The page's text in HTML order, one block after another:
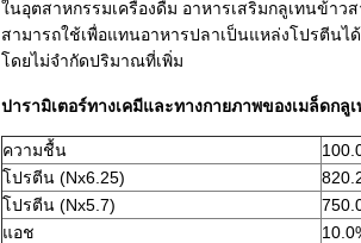
ในอุตสาหกรรมเครื่องดื่ม อาหารเสริมกลูเทนข้า
สามารถใช้เพื่อแทนอาหารปลาเป็นแหล่งโปรตีน
โดยไม่จํากัดปริมาณที่เพิ่ม
ปารามิเตอร์ทางเคมีและทางกายภาพของเมล็ดกลู
ความชื้น
โปรตีน (Nx6.25)
โปรตีน (Nx5.7)
แอช